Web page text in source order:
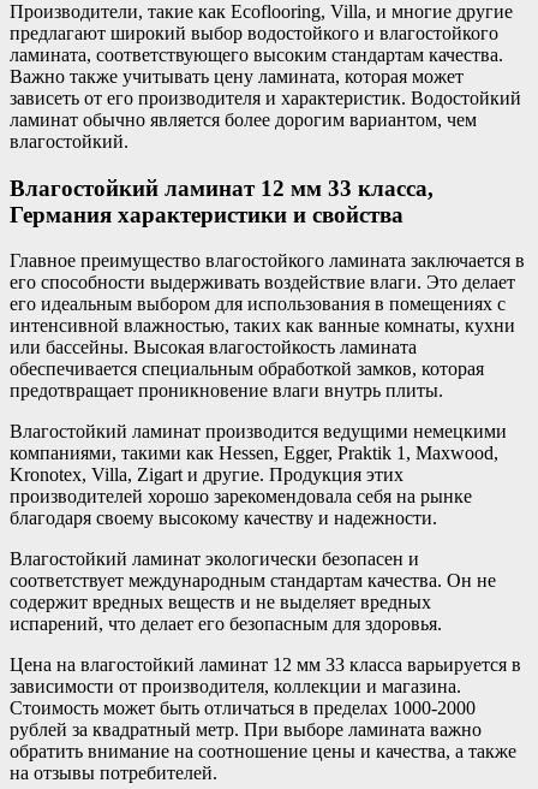
Производители, такие как Ecoflooring, Villa, и многие другие
предлагают широкий выбор водостойкого и влагостойкого
ламината, соответствующего высоким стандартам качества.
Важно также учитывать цену ламината, которая может
зависеть от его производителя и характеристик. Водостойкий
ламинат обычно является более дорогим вариантом, чем
влагостойкий.
Влагостойкий ламинат 12 мм 33 класса,
Германия характеристики и свойства
Главное преимущество влагостойкого ламината заключается в
его способности выдерживать воздействие влаги. Это делает
его идеальным выбором для использования в помещениях с
интенсивной влажностью, таких как ванные комнаты, кухни
или бассейны. Высокая влагостойкость ламината
обеспечивается специальным обработкой замков, которая
предотвращает проникновение влаги внутрь плиты.
Влагостойкий ламинат производится ведущими немецкими
компаниями, такими как Hessen, Egger, Praktik 1, Maxwood,
Kronotex, Villa, Zigart и другие. Продукция этих
производителей хорошо зарекомендовала себя на рынке
благодаря своему высокому качеству и надежности.
Влагостойкий ламинат экологически безопасен и
соответствует международным стандартам качества. Он не
содержит вредных веществ и не выделяет вредных
испарений, что делает его безопасным для здоровья.
Цена на влагостойкий ламинат 12 мм 33 класса варьируется в
зависимости от производителя, коллекции и магазина.
Стоимость может быть отличаться в пределах 1000-2000
рублей за квадратный метр. При выборе ламината важно
обратить внимание на соотношение цены и качества, а также
на отзывы потребителей.